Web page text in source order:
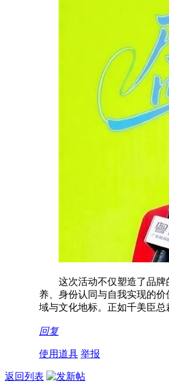
这次活动不仅塑造了品牌的
养、身份认同与自我实现的
域与文化地标。正如千美臣总
回复
使用道具 举报
返回列表